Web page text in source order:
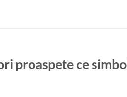
proaspete ce